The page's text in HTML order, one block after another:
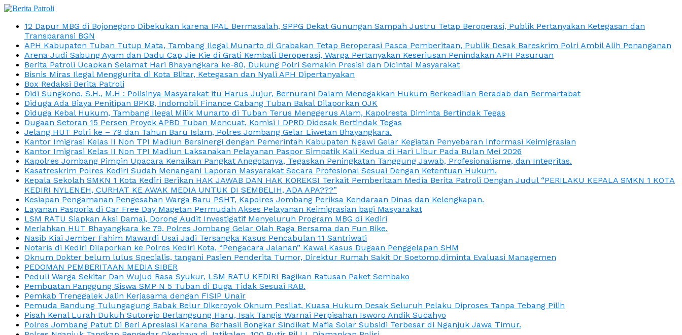
12 Dapur MBG di Bojonegoro Dibekukan karena IPAL Bermasalah, SPPG Dekat Gunungan Sampah Justru Tetap Beroperasi, Publik Pertanyakan Ketegasan dan
Transparansi BGN
APH Kabupaten Tuban Tutup Mata, Tambang Ilegal Munarto di Grabakan Tetap Beroperasi Pasca Pemberitaan, Publik Desak Bareskrim Polri Ambil Alih Penanganan
Arena Judi Sabung Ayam dan Dadu Cap Jie Kie di Grati Kembali Beroperasi, Warga Pertanyakan Keseriusan Penindakan APH Pasuruan
Berita Patroli Ucapkan Selamat Hari Bhayangkara ke-80, Dukung Polri Semakin Presisi dan Dicintai Masyarakat
Bisnis Miras Ilegal Menggurita di Kota Blitar, Ketegasan dan Nyali APH Dipertanyakan
Box Redaksi Berita Patroli
Didi Sungkono, S.H., M.H : Polisinya Masyarakat itu Harus Jujur, Bernurani Dalam Menegakkan Hukum Berkeadilan Beradab dan Bermartabat
Diduga Ada Biaya Penitipan BPKB, Indomobil Finance Cabang Tuban Bakal Dilaporkan OJK
Diduga Kebal Hukum, Tambang Ilegal Milik Munarto di Tuban Terus Menggerus Alam, Kapolresta Diminta Bertindak Tegas
Dugaan Setoran 15 Persen Proyek APBD Tuban Mencuat, Komisi I DPRD Didesak Bertindak Tegas
Jelang HUT Polri ke – 79 dan Tahun Baru Islam, Polres Jombang Gelar Liwetan Bhayangkara.
Kantor Imigrasi Kelas II Non TPI Madiun Bersinergi dengan Pemerintah Kabupaten Ngawi Gelar Kegiatan Penyebaran Informasi Keimigrasian
Kantor Imigrasi Kelas II Non TPI Madiun Laksanakan Pelayanan Paspor Simpatik Kali Kedua di Hari Libur Pada Bulan Mei 2026
Kapolres Jombang Pimpin Upacara Kenaikan Pangkat Anggotanya, Tegaskan Peningkatan Tanggung Jawab, Profesionalisme, dan Integritas.
Kasatreskrim Polres Kediri Sudah Menangani Laporan Masyarakat Secara Profesional Sesuai Dengan Ketentuan Hukum.
Kepala Sekolah SMKN 1 Kota Kediri Berikan HAK JAWAB DAN HAK KOREKSI Terkait Pemberitaan Media Berita Patroli Dengan Judul “PERILAKU KEPALA SMKN 1 KOTA
KEDIRI NYLENEH, CURHAT KE AWAK MEDIA UNTUK DI SEMBELIH, ADA APA???”
Kesiapan Pengamanan Pengesahan Warga Baru PSHT, Kapolres Jombang Periksa Kendaraan Dinas dan Kelengkapan.
Layanan Pasporia di Car Free Day Magetan Permudah Akses Pelayanan Keimigrasian bagi Masyarakat
LSM RATU Siapkan Aksi Damai, Dorong Audit Investigatif Menyeluruh Program MBG di Kediri
Meriahkan HUT Bhayangkara ke 79, Polres Jombang Gelar Olah Raga Bersama dan Fun Bike.
Nasib Kiai Jember Fahim Mawardi Usai Jadi Tersangka Kasus Pencabulan 11 Santriwati
Notaris di Kediri Dilaporkan ke Polres Kediri Kota, “Pengacara Jalanan” Kawal Kasus Dugaan Penggelapan SHM
Oknum Dokter belum lulus Specialis, tangani Pasien Penderita Tumor, Direktur Rumah Sakit Dr Soetomo,diminta Evaluasi Managemen
PEDOMAN PEMBERITAAN MEDIA SIBER
Peduli Warga Sekitar Dan Wujud Rasa Syukur, LSM RATU KEDIRI Bagikan Ratusan Paket Sembako
Pembuatan Panggung Siswa SMP N 5 Tuban di Duga Tidak Sesuai RAB.
Pemkab Trenggalek Jalin Kerjasama dengan FISIP Unair
Pemuda Bandung Tulungagung Babak Belur Dikeroyok Oknum Pesilat, Kuasa Hukum Desak Seluruh Pelaku Diproses Tanpa Tebang Pilih
Pisah Kenal Lurah Dukuh Sutorejo Berlangsung Haru, Isak Tangis Warnai Perpisahan Isworo Andik Sucahyo
Polres Jombang Patut Di Beri Apresiasi Karena Berhasil Bongkar Sindikat Mafia Solar Subsidi Terbesar di Nganjuk Jawa Timur.